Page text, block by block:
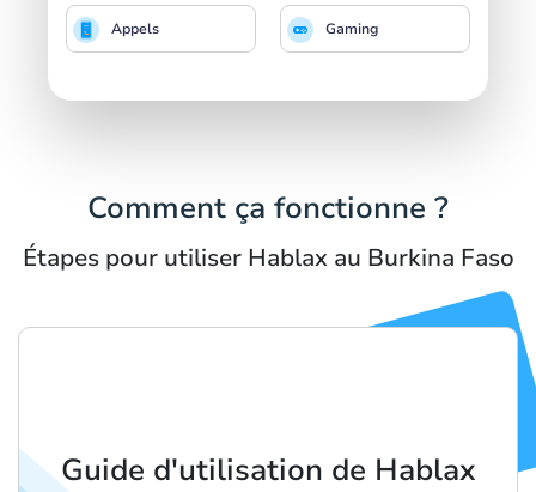
Appels Gaming
Comment ça fonctionne ?
Étapes pour utiliser Hablax au Burkina Faso
Guide d'utilisation de Hablax